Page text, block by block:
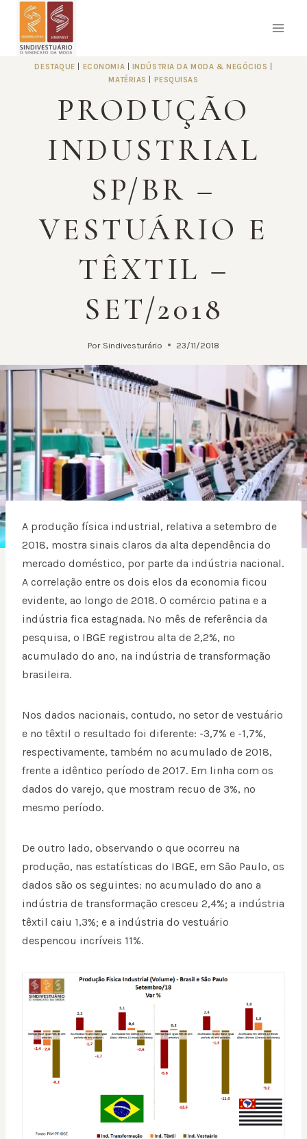
Pular
ConteúdoDESTAQUE ECONOMIA INDÚSTRIA DA MODA & NEGÓCIOS
MATÉRIAS
PESQUISAS
PRODUÇÃO
INDUSTRIAL
SP/BR –
VESTUÁRIO E
TÊXTIL –
SET/2018
Por Sindivesturário 23/11/2018
A produção física industrial, relativa a setembro de
2018, mostra sinais claros da alta dependência do
mercado doméstico, por parte da indústria nacional.
A correlação entre os dois elos da economia ficou
evidente, ao longo de 2018. O comércio patina e a
indústria fica estagnada. No mês de referência da
pesquisa, o IBGE registrou alta de 2,2%, no
acumulado do ano, na indústria de transformação
brasileira.
Nos dados nacionais, contudo, no setor de vestuário
e no têxtil o resultado foi diferente: -3,7% e -1,7%,
respectivamente, também no acumulado de 2018,
frente a idêntico período de 2017. Em linha com os
dados do varejo, que mostram recuo de 3%, no
mesmo período.
De outro lado, observando o que ocorreu na
produção, nas estatísticas do IBGE, em São Paulo, os
dados são os seguintes: no acumulado do ano a
indústria de transformação cresceu 2,4%; a indústria
têxtil caiu 1,3%; e a indústria do vestuário
despencou incríveis 11%.